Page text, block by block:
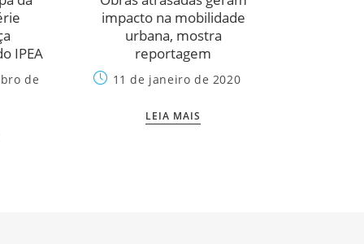
IPEA
de
impacto na mobilidade
urbana, mostra
reportagem
11 de janeiro de 2020
LEIA MAIS